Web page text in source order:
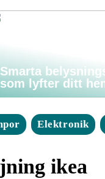
Smarta
som lyfter ditt
Elektronik
ikea